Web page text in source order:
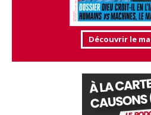
Découvrir le